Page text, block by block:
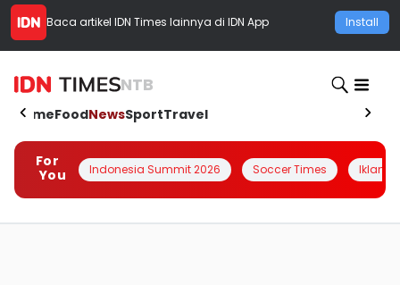
Baca artikel IDN Times lainnya di IDN App Install
NTB
HomeFoodNewsSportTravel
For
You
Indonesia Summit 2026 Soccer Times Iklanin